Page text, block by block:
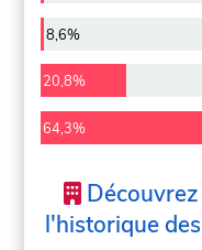
8,6%
20,8%
64,3%
l'historique